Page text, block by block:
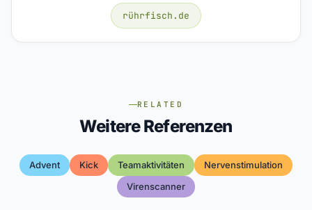
rührfisch.de
RELATED
Weitere Referenzen
Advent Kick Teamaktivitäten
Nervenstimulation
Virenscanner